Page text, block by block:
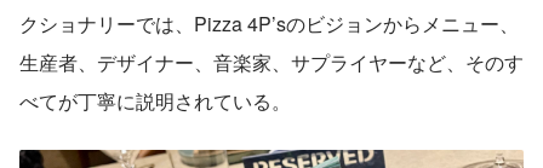
クショナリーでは、Pizza 4P’sのビジョンからメニュー、
生産者、デザイナー、音楽家、サプライヤーなど、そのす
べてが丁寧に説明されている。